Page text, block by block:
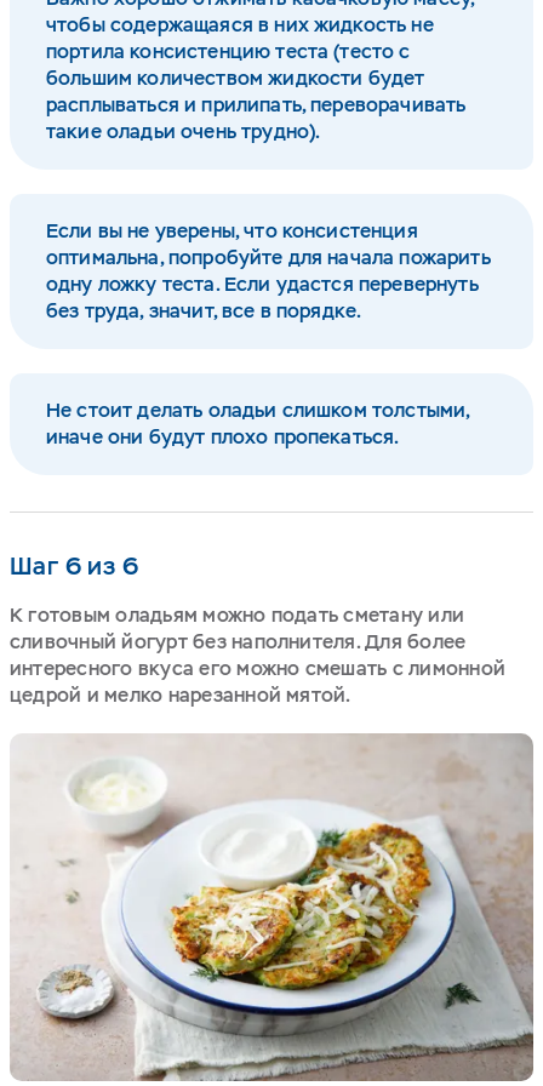
чтобы содержащаяся в них жидкость не
портила консистенцию теста (тесто с
большим количеством жидкости будет
расплываться и прилипать, переворачивать
такие оладьи очень трудно).
Если вы не уверены, что консистенция
оптимальна, попробуйте для начала пожарить
одну ложку теста. Если удастся перевернуть
без труда, значит, все в порядке.
Не стоит делать оладьи слишком толстыми,
иначе они будут плохо пропекаться.
Шаг 6 из 6
К готовым оладьям можно подать сметану или
сливочный йогурт без наполнителя. Для более
интересного вкуса его можно смешать с лимонной
цедрой и мелко нарезанной мятой.